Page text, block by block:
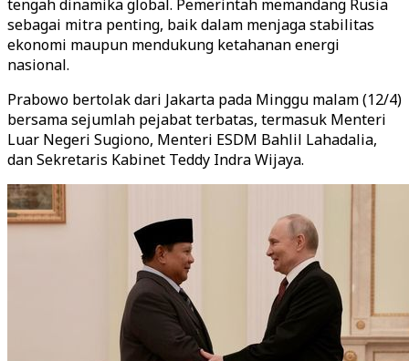
tengah dinamika global. Pemerintah memandang Rusia
sebagai mitra penting, baik dalam menjaga stabilitas
ekonomi maupun mendukung ketahanan energi
nasional.
Prabowo bertolak dari Jakarta pada Minggu malam (12/4)
bersama sejumlah pejabat terbatas, termasuk Menteri
Luar Negeri Sugiono, Menteri ESDM Bahlil Lahadalia,
dan Sekretaris Kabinet Teddy Indra Wijaya.